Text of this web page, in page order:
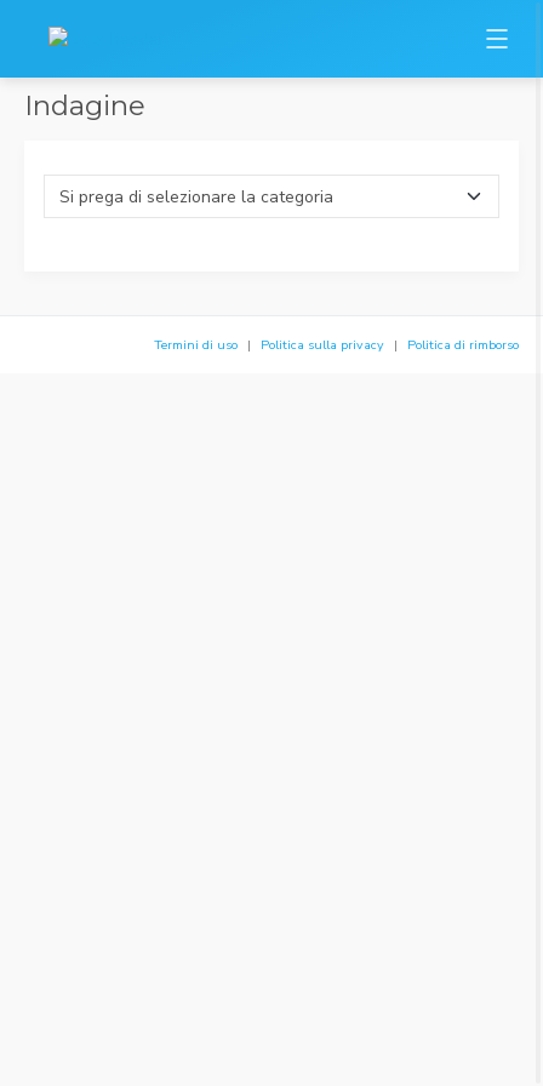
Indagine
Termini di uso Politica sulla privacy Politica di rimborso